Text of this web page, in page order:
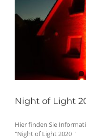
Night of Light
Hier finden Sie
"Night of Light 2020 "